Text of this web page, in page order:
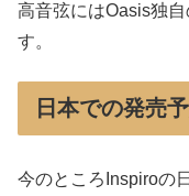
高音弦にはOasis独
す。
日本での発売
今のところInspiroの